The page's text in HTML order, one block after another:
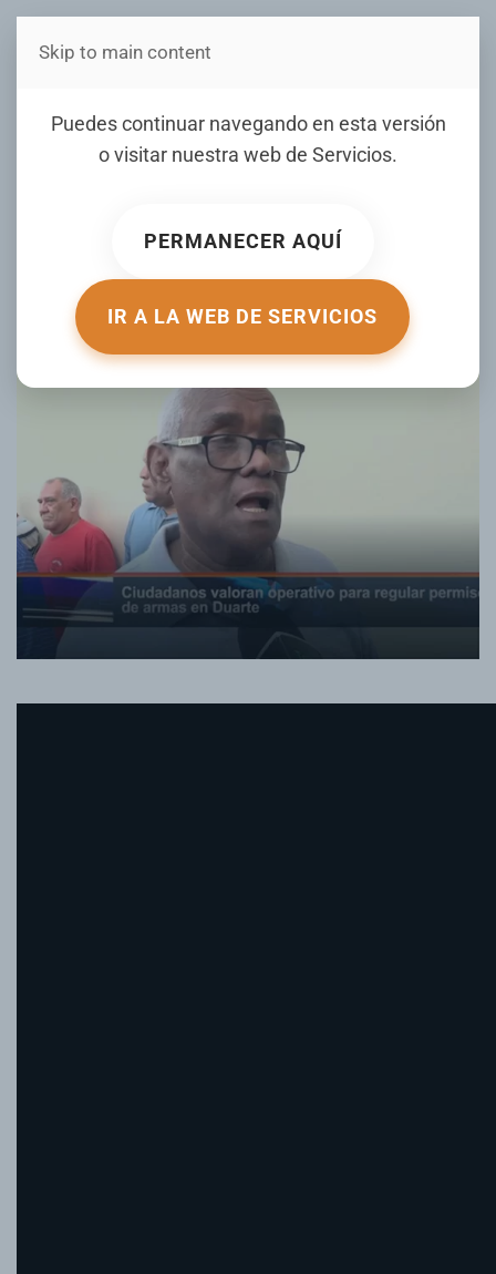
Estás en Telenord Medios
Puedes continuar navegando en esta versión
o visitar nuestra web de Servicios.
PERMANECER AQUÍ
IR A LA WEB DE SERVICIOS
Skip to main content
Ciudadanos valoran
operativo para regular
ESCRITO POR TELENORD EL
. PUBLICADO EN
NOTICIERO TELENORD
.